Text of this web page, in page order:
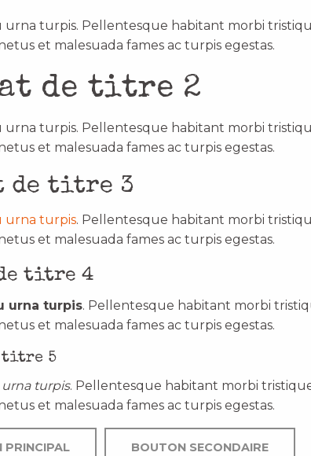
urna turpis. Pellentesque habitant morbi
et malesuada fames ac turpis egestas.
de titre 2
urna turpis. Pellentesque habitant morbi
et malesuada fames ac turpis egestas.
de titre 3
urna turpis. Pellentesque habitant morbi
et malesuada fames ac turpis egestas.
titre 4
urna turpis. Pellentesque habitant morbi
et malesuada fames ac turpis egestas.
titre 5
turpis. Pellentesque habitant morbi
et malesuada fames ac turpis egestas.
PRINCIPAL BOUTON SECONDAIRE